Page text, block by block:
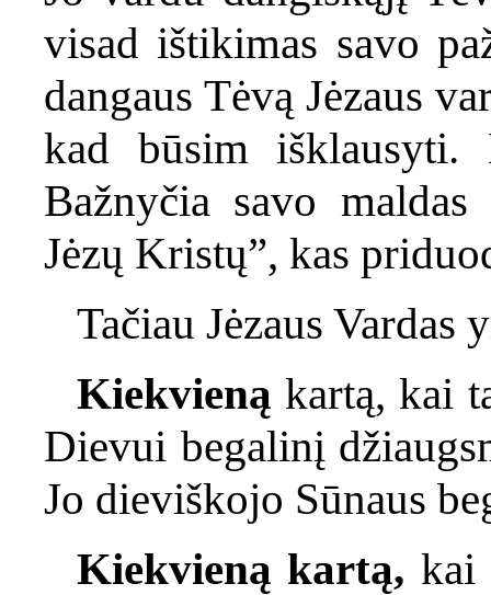
visad ištikimas savo
dangaus Tėvą Jėzaus
kad būsim išklausyti.
Bažnyčia savo
Jėzų Kristų”, kas
Tačiau Jėzaus Vardas
Kiekvieną kartą, kai
Dievui begalinį
Jo dieviškojo Sūnaus
Kiekvieną kartą, kai